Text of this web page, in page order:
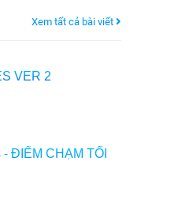
Xem tất cả bài viết
VER 2
ĐIỂM CHẠM TỐI